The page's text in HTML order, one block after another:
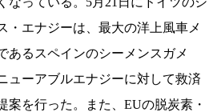
・エナジーは、最大の洋上風車メ
あるスペインのシーメンスガメ
ューアブルエナジーに対して救済
案を行った。また、EUの脱炭素・